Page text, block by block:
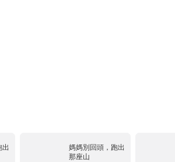
出
媽媽別回頭，跑出
那座山